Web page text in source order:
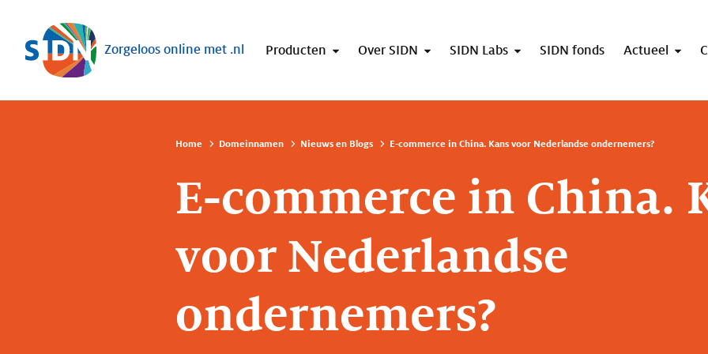
Sla navigatie over
Zorgeloos online met .nl Producten Over SIDN SIDN Labs SIDN fonds Actueel
Home Domeinnamen Nieuws en Blogs E-commerce in China. Kans voor Nederlandse ondernemers?
E-commerce in China.
voor Nederlandse
ondernemers?